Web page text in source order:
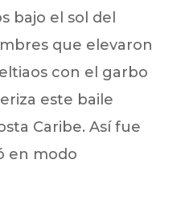
bajo el sol del
que elevaron
con el garbo
este baile
Caribe. Así fue
en modo